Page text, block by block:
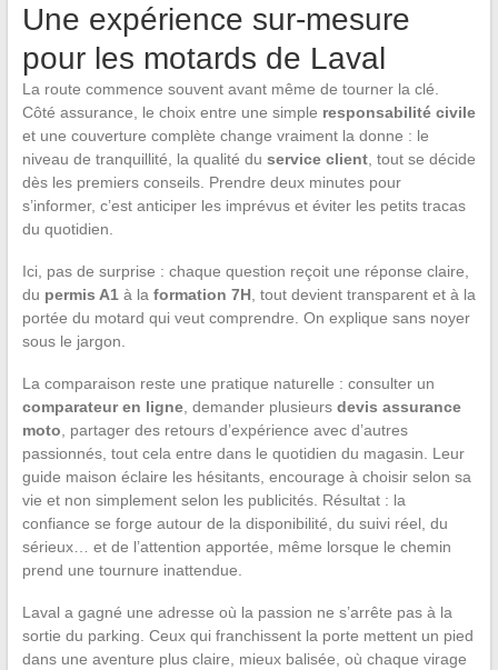
Une expérience sur-mesure
pour les motards de Laval
La route commence souvent avant même de tourner la clé.
Côté assurance, le choix entre une simple responsabilité civile
et une couverture complète change vraiment la donne : le
niveau de tranquillité, la qualité du service client, tout se décide
dès les premiers conseils. Prendre deux minutes pour
s’informer, c’est anticiper les imprévus et éviter les petits tracas
du quotidien.
Ici, pas de surprise : chaque question reçoit une réponse claire,
du permis A1 à la formation 7H, tout devient transparent et à la
portée du motard qui veut comprendre. On explique sans noyer
sous le jargon.
La comparaison reste une pratique naturelle : consulter un
comparateur en ligne, demander plusieurs devis assurance
moto , partager des retours d’expérience avec d’autres
passionnés, tout cela entre dans le quotidien du magasin. Leur
guide maison éclaire les hésitants, encourage à choisir selon sa
vie et non simplement selon les publicités. Résultat : la
confiance se forge autour de la disponibilité, du suivi réel, du
sérieux… et de l’attention apportée, même lorsque le chemin
prend une tournure inattendue.
Laval a gagné une adresse où la passion ne s’arrête pas à la
sortie du parking. Ceux qui franchissent la porte mettent un pied
dans une aventure plus claire, mieux balisée, où chaque virage